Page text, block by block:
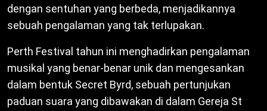
dengan sentuhan yang berbeda, menjadikannya
sebuah pengalaman yang tak terlupakan.
Perth Festival tahun ini menghadirkan pengalaman
musikal yang benar-benar unik dan mengesankan
dalam bentuk Secret Byrd, sebuah pertunjukan
paduan suara yang dibawakan di dalam Gereja St